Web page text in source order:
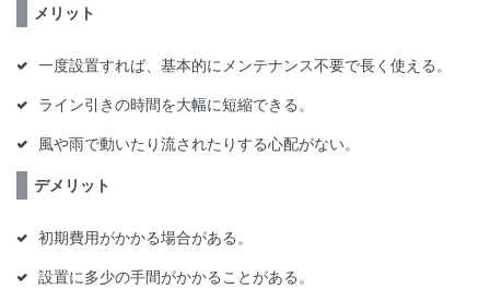
メリット
一度設置すれば、基本的にメンテナンス不要で長く使える。
ライン引きの時間を大幅に短縮できる。
風や雨で動いたり流されたりする心配がない。
デメリット
初期費用がかかる場合がある。
設置に多少の手間がかかることがある。